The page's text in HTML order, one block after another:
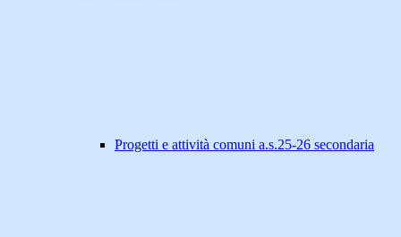
Progetti e attività comuni a.s.25-26 secondaria